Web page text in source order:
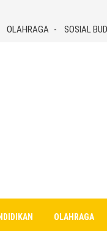
OLAHRAGA SOSIAL
OLAHRAGA